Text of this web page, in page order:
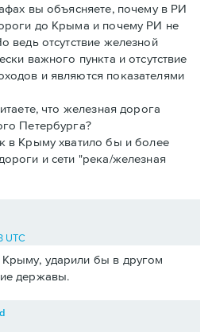
вы объясняете, почему в РИ
до Крыма и почему РИ не
ведь отсутствие железной
важного пункта и отсутствие
и являются показателями
что железная дорога
Петербурга?
в Крыму хватило бы и более
и сети "река/железная
UTC
ударили бы в другом
державы.